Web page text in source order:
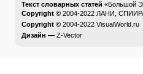
Текст словарных статей «Большой
Copyright © 2004-2022 ЛАНИ,
Copyright © 2004-2022 VisualWorld.ru
Дизайн — Z-Vector